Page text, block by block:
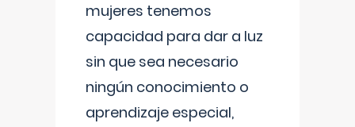
mujeres tenemos
capacidad para dar a luz
sin que sea necesario
ningún conocimiento o
aprendizaje especial,